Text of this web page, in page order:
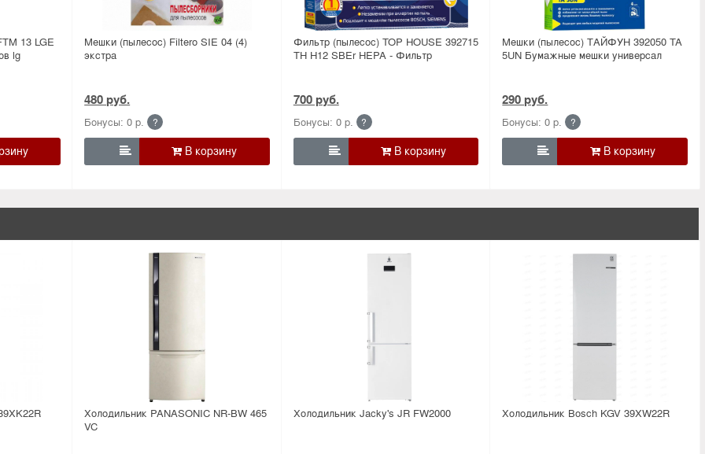
13 LGE
lg
Мешки (пылесос) Filtero SIE 04 (4)
экстра
480 руб.
Бонусы: 0 р. ?

Фильтр (пылесос) TOP HOUSE 392715
TH H12 SBEr HEPA - Фильтр
700 руб.
Бонусы: 0 р. ?

Мешки (пылесос) ТАЙФУН 392050 TA
5UN Бумажные мешки универсал
290 руб.
Бонусы: 0 р. ?

Холодильник PANASONIC NR-BW 465
VC
Холодильник Jacky's JR FW2000 Холодильник Bosсh KGV 39XW22R